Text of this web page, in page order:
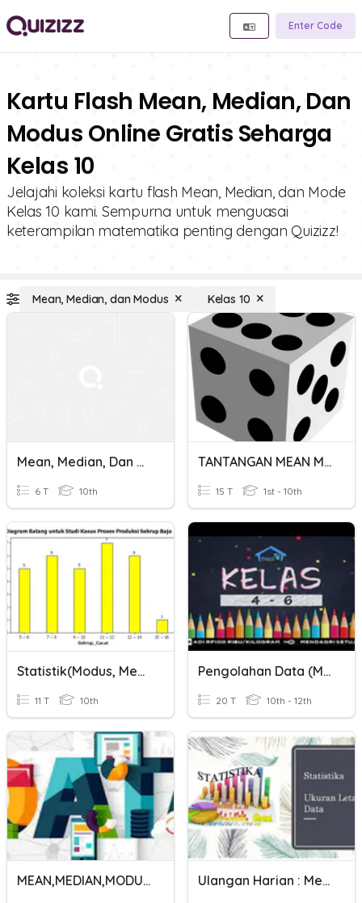
Enter Code
Kartu Flash Mean, Median, Dan
Modus Online Gratis Seharga
Kelas 10
Jelajahi koleksi kartu flash Mean, Median, dan Mode
Kelas 10 kami. Sempurna untuk menguasai
keterampilan matematika penting dengan Quizizz!
Mean, Median, dan Modus Kelas 10
Mean, Median, Dan Modus
6 T 10th
TANTANGAN MEAN MEDIAN MODUS
15 T 1st - 10th
Statistik(Modus, Median, Mean)
11 T 10th
Pengolahan Data (mean, Median, Modus)
20 T 10th - 12th
MEAN,MEDIAN,MODUS (DATA TUNGGAL) Ulangan Harian : Mean Median Modus Quartil Desil Persentil